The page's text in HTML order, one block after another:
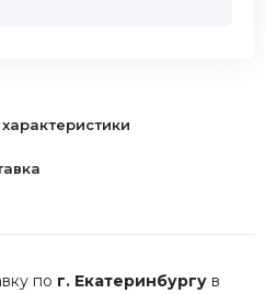
по г. Екатеринбургу в